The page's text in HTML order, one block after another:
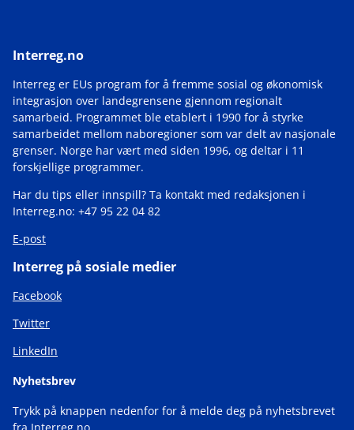
Interreg.no
Interreg er EUs program for å fremme sosial og økonomisk
integrasjon over landegrensene gjennom regionalt
samarbeid. Programmet ble etablert i 1990 for å styrke
samarbeidet mellom naboregioner som var delt av nasjonale
grenser. Norge har vært med siden 1996, og deltar i 11
forskjellige programmer.
Har du tips eller innspill? Ta kontakt med redaksjonen i
Interreg.no: +47 95 22 04 82
E-post
Interreg på sosiale medier
Facebook
Twitter
LinkedIn
Nyhetsbrev
Trykk på knappen nedenfor for å melde deg på nyhetsbrevet